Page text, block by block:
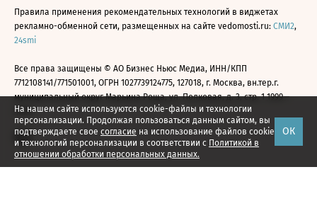
На нашем сайте используются cookie-файлы и технологии
персонализации. Продолжая пользоваться данным сайтом, вы
подтверждаете свое согласие на использование файлов cookie
и технологий персонализации в соответствии с Политикой в
отношении обработки персональных данных.
ОК
Правила применения рекомендательных технологий в виджетах
рекламно-обменной сети, размещенных на сайте vedomosti.ru: СМИ2,
24smi
Все права защищены © АО Бизнес Ньюс Медиа, ИНН/КПП
7712108141/771501001, ОГРН 1027739124775, 127018, г. Москва, вн.тер.г.
муниципальный округ Марьина Роща, ул. Полковая, д. 3, стр. 1 1999—
2026